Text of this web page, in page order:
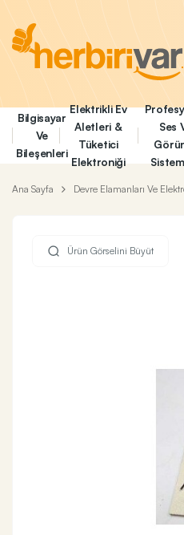
Bilgisayar
Ve
Bileşenleri
Elektrikli Ev
Aletleri &
Tüketici
Elektroniği
Ses
Ana Sayfa Devre Elamanları Ve
Ürün Görselini Büyüt